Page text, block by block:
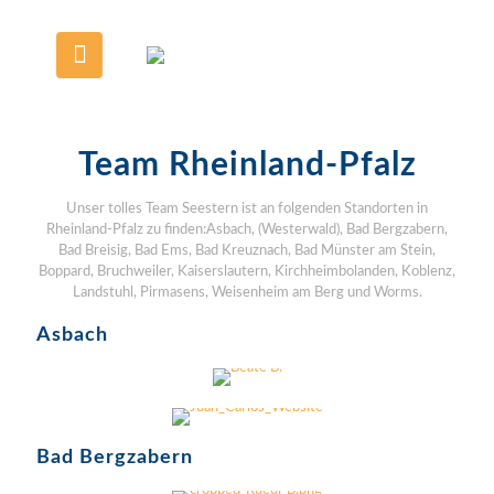
Team Rheinland-Pfalz
Unser tolles Team Seestern ist an folgenden Standorten in
Rheinland-Pfalz zu finden:Asbach, (Westerwald), Bad Bergzabern,
Bad Breisig, Bad Ems, Bad Kreuznach, Bad Münster am Stein,
Boppard, Bruchweiler, Kaiserslautern, Kirchheimbolanden, Koblenz,
Landstuhl, Pirmasens, Weisenheim am Berg und Worms.
Asbach
BEATE B.
Freitag
Bad Bergzabern
RÜDIGER B.
AKTUELL VERTRETUNG